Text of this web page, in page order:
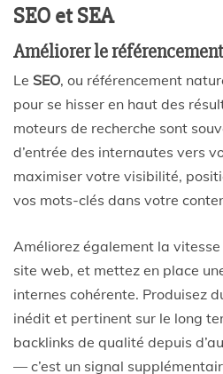
SEO et SEA
Améliorer le
Le SEO, ou référencement
pour se hisser en haut des
moteurs de recherche sont
d’entrée des internautes vers
maximiser votre visibilité,
vos mots-clés dans votre
Améliorez également la
site web, et mettez en place
internes cohérente. Produisez
inédit et pertinent sur le long
backlinks de qualité depuis
— c’est un signal